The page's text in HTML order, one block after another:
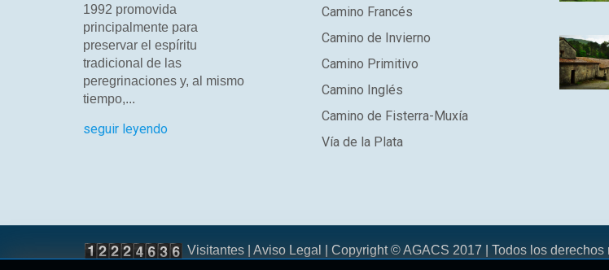
1992 promovida
principalmente para
preservar el espíritu
tradicional de las
peregrinaciones y, al mismo
tiempo,...
seguir leyendo
Camino Francés
Camino de Invierno
Camino Primitivo
Camino Inglés
Camino de Fisterra-Muxía
Vía de la Plata
Visitantes | Aviso Legal | Copyright © AGACS 2017 | Todos los